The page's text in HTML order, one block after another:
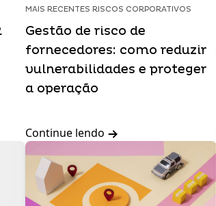
MAIS RECENTES RISCOS CORPORATIVOS
Gestão de risco de
fornecedores: como reduzir
vulnerabilidades e proteger
a operação
Continue lendo